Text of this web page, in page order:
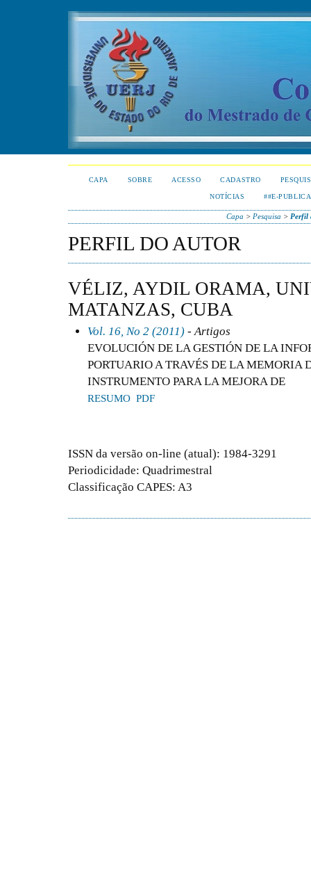
CAPA SOBRE ACESSO CADASTRO
NOTÍCIAS ##E-
Capa > Pesquisa > Perfil
PERFIL DO AUTOR
VÉLIZ, AYDIL ORAMA,
MATANZAS, CUBA
Vol. 16, No 2 (2011) - Artigos
EVOLUCIÓN DE LA GESTIÓN DE LA
PORTUARIO A TRAVÉS DE LA MEMORIA
INSTRUMENTO PARA LA MEJORA DE
RESUMO PDF
ISSN da versão on-line (atual): 1984-3291
Periodicidade: Quadrimestral
Classificação CAPES: A3